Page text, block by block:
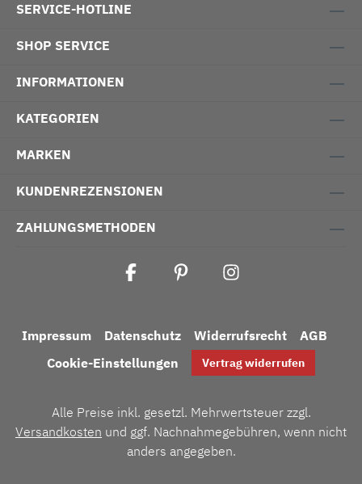
SERVICE-HOTLINE
SHOP SERVICE
INFORMATIONEN
KATEGORIEN
MARKEN
KUNDENREZENSIONEN
ZAHLUNGSMETHODEN
Impressum Datenschutz Widerrufsrecht
AGB
Cookie-Einstellungen
Vertrag widerrufen
Alle Preise inkl. gesetzl. Mehrwertsteuer zzgl.
Versandkosten und ggf. Nachnahmegebühren, wenn nicht
anders angegeben.